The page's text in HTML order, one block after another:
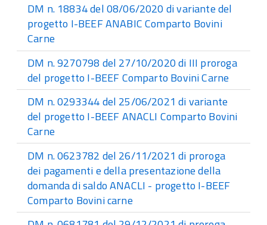
DM n. 18834 del 08/06/2020 di variante del
progetto I-BEEF ANABIC Comparto Bovini
Carne
DM n. 9270798 del 27/10/2020 di III proroga
del progetto I-BEEF Comparto Bovini Carne
DM n. 0293344 del 25/06/2021 di variante
del progetto I-BEEF ANACLI Comparto Bovini
Carne
DM n. 0623782 del 26/11/2021 di proroga
dei pagamenti e della presentazione della
domanda di saldo ANACLI - progetto I-BEEF
Comparto Bovini carne